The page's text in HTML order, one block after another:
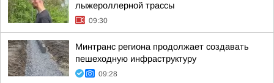
лыжероллерной трассы
09:30
Минтранс региона продолжает создавать
пешеходную инфраструктуру
09:28